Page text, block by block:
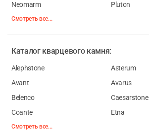
Neomarm
Pluton
Смотреть все...
Каталог кварцевого камня:
Alephstone
Asterum
Avant
Avarus
Belenco
Caesarstone
Coante
Etna
Смотреть все...